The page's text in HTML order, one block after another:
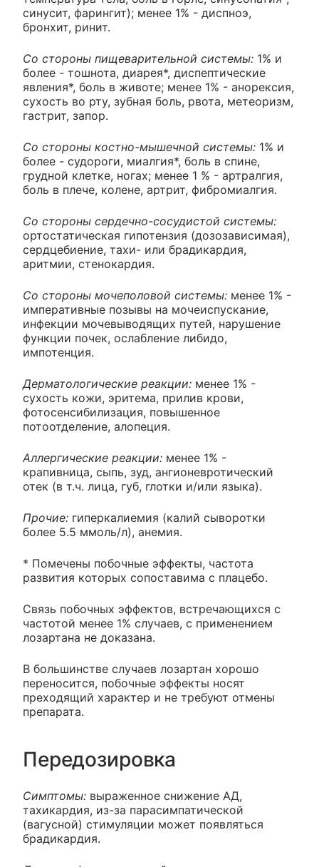
синусит, фарингит); менее 1% - диспноэ,
бронхит, ринит.
Со стороны пищеварительной системы: 1% и
более - тошнота, диарея*, диспептические
явления*, боль в животе; менее 1% - анорексия,
сухость во рту, зубная боль, рвота, метеоризм,
гастрит, запор.
Со стороны костно-мышечной системы: 1% и
более - судороги, миалгия*, боль в спине,
грудной клетке, ногах; менее 1 % - артралгия,
боль в плече, колене, артрит, фибромиалгия.
Со стороны сердечно-сосудистой системы:
ортостатическая гипотензия (дозозависимая),
сердцебиение, тахи- или брадикардия,
аритмии, стенокардия.
Со стороны мочеполовой системы: менее 1% -
императивные позывы на мочеиспускание,
инфекции мочевыводящих путей, нарушение
функции почек, ослабление либидо,
импотенция.
Дерматологические реакции: менее 1% -
сухость кожи, эритема, прилив крови,
фотосенсибилизация, повышенное
потоотделение, алопеция.
Аллергические реакции: менее 1% -
крапивница, сыпь, зуд, ангионевротический
отек (в т.ч. лица, губ, глотки и/или языка).
Прочие: гиперкалиемия (калий сыворотки
более 5.5 ммоль/л), анемия.
* Помечены побочные эффекты, частота
развития которых сопоставима с плацебо.
Связь побочных эффектов, встречающихся с
частотой менее 1% случаев, с применением
лозартана не доказана.
В большинстве случаев лозартан хорошо
переносится, побочные эффекты носят
преходящий характер и не требуют отмены
препарата.
Передозировка
Симптомы: выраженное снижение АД,
тахикардия, из-за парасимпатической
(вагусной) стимуляции может появляться
брадикардия.